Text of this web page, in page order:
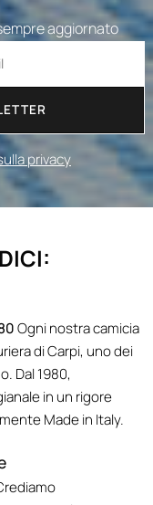
aggiornato
privacy
Ogni nostra camicia
di Carpi, uno dei
Dal 1980,
in un rigore
Made in Italy.